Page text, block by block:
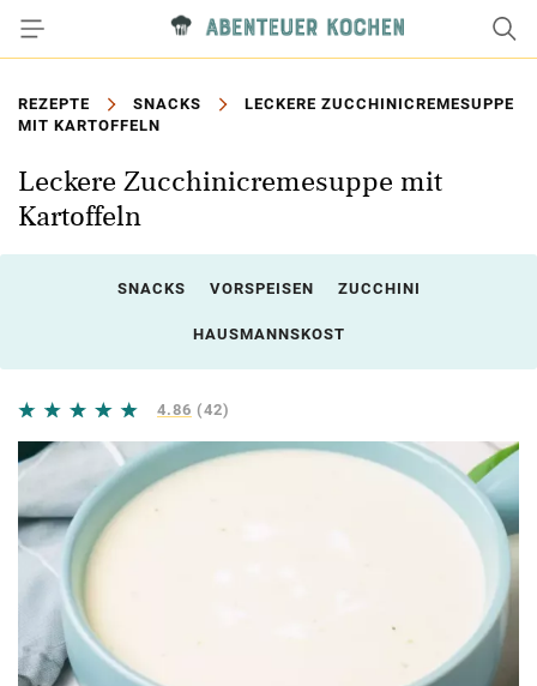
REZEPTE SNACKS
LECKERE ZUCCHINICREMESUPPE
MIT KARTOFFELN
Leckere Zucchinicremesuppe mit
Kartoffeln
SNACKS VORSPEISEN ZUCCHINI
HAUSMANNSKOST
4.86 (42)